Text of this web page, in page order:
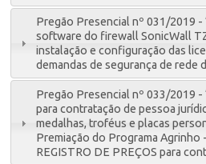
Pregão Presencial nº 031/2019 -
software do firewall SonicWall
instalação e configuração das
demandas de segurança de rede
Pregão Presencial nº 033/2019 -
para contratação de pessoa
medalhas, troféus e placas
Premiação do Programa Agrinho
REGISTRO DE PREÇOS para